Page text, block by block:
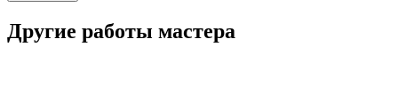
Другие работы мастера